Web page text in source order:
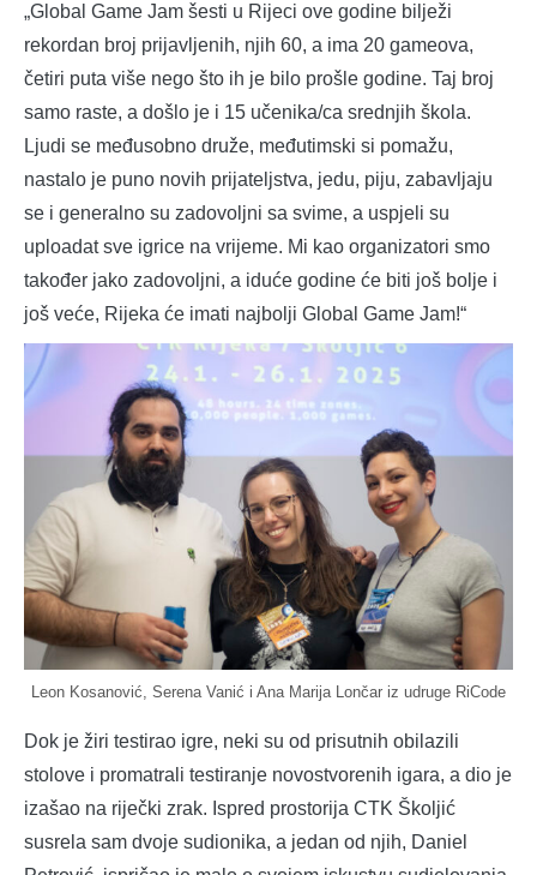
„Global Game Jam šesti u Rijeci ove godine bilježi
rekordan broj prijavljenih, njih 60, a ima 20 gameova,
četiri puta više nego što ih je bilo prošle godine. Taj broj
samo raste, a došlo je i 15 učenika/ca srednjih škola.
Ljudi se međusobno druže, međutimski si pomažu,
nastalo je puno novih prijateljstva, jedu, piju, zabavljaju
se i generalno su zadovoljni sa svime, a uspjeli su
uploadat sve igrice na vrijeme. Mi kao organizatori smo
također jako zadovoljni, a iduće godine će biti još bolje i
još veće, Rijeka će imati najbolji Global Game Jam!“
Leon Kosanović, Serena Vanić i Ana Marija Lončar iz udruge RiCode
Dok je žiri testirao igre, neki su od prisutnih obilazili
stolove i promatrali testiranje novostvorenih igara, a dio je
izašao na riječki zrak. Ispred prostorija CTK Školjić
susrela sam dvoje sudionika, a jedan od njih, Daniel